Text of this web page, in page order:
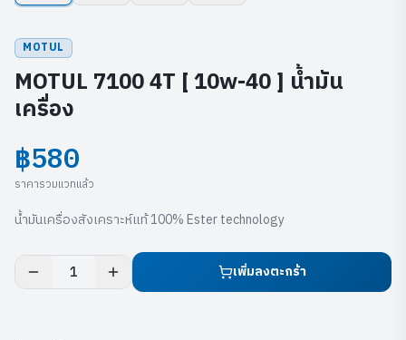
MOTUL
MOTUL 7100 4T [ 10w-40 ] น้ำมัน
เครื่อง
฿580
ราคารวมแวทแล้ว
น้ำมันเครื่องสังเคราะห์แท้ 100% Ester technology
1 เพิ่มลงตะกร้า